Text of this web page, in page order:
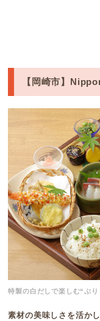
【岡崎市】
特製の白だしで楽しむ“ぶ
素材の美味しさを活か